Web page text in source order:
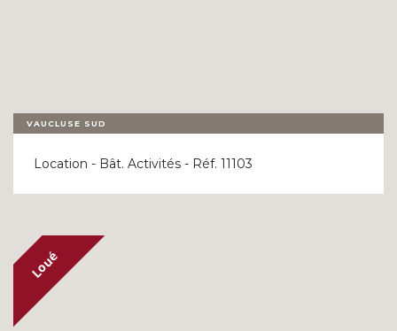
VAUCLUSE SUD
Location - Bât. Activités - Réf. 11103